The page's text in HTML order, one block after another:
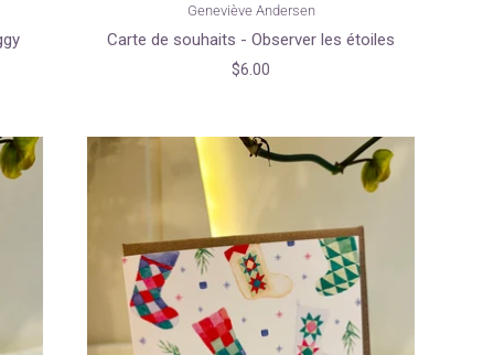
Geneviève Andersen
Carte de souhaits - Observer les étoiles
$6.00